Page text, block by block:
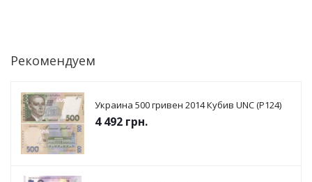
Рекомендуем
Украина 500 гривен 2014 Кубив UNC (P124)
4 492 грн.